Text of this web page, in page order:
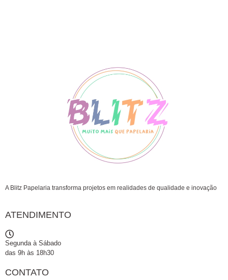
A Blitz Papelaria transforma projetos em realidades de qualidade e inovação
ATENDIMENTO
Segunda à Sábado
das 9h às 18h30
CONTATO